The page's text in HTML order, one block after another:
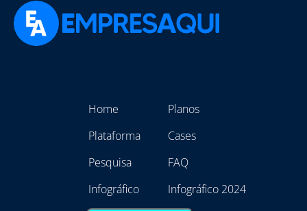
Home
Plataforma
Pesquisa
Infográfico
Planos
Cases
FAQ
Infográfico 2024